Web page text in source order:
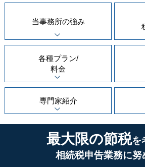
当事務所の強み
各種プラン/
料金
専門家紹介
最大限の節税を
相続税申告業務に努